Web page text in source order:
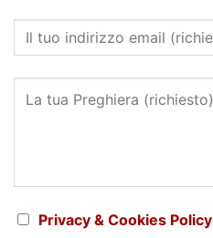
Privacy & Cookies Policy